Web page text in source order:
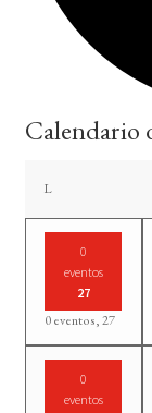
Calendario
Llunes
0
eventos
27
0 eventos,27
0
eventos